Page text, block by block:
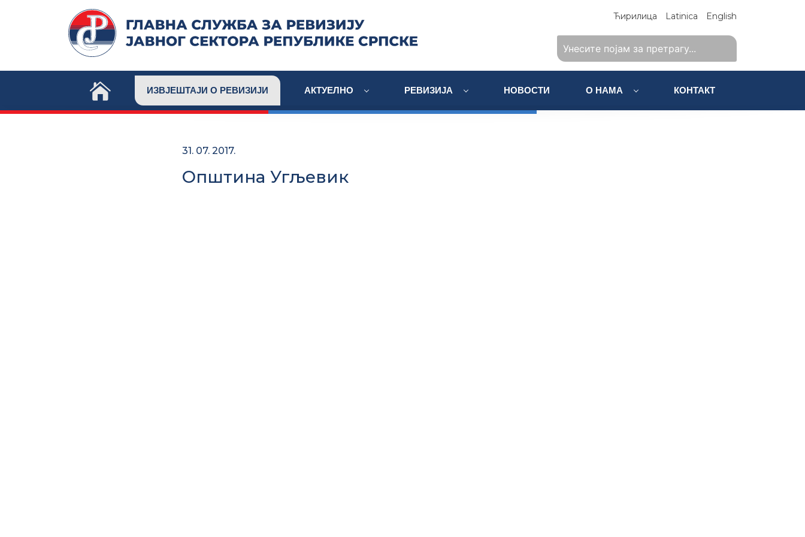
Ћирилица Latinica English
ИЗВЈЕШТАЈИ О РЕВИЗИЈИ АКТУЕЛНО РЕВИЗИЈА НОВОСТИ О НАМА КОНТАКТ
31. 07. 2017.
Општина Угљевик